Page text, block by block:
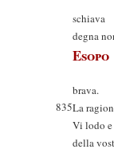
schiava
degna
Esopo
brava.
835La
Vi lodo
della